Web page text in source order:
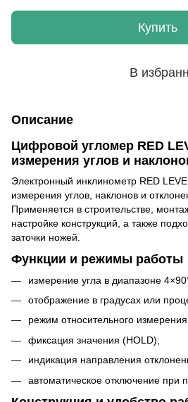
Купить
В
Описание
Цифровой угломер RED
измерения углов и
Электронный инклинометр RED
измерения углов, наклонов и
Применяется в строительстве,
настройке конструкций, а также
заточки ножей.
Функции и режимы работы
измерение угла в диапазоне
отображение в градусах или
режим относительного
фиксация значения (HOLD);
индикация направления
автоматическое отключение при